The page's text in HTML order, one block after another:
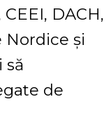
DACH,
Nordice și
să
de